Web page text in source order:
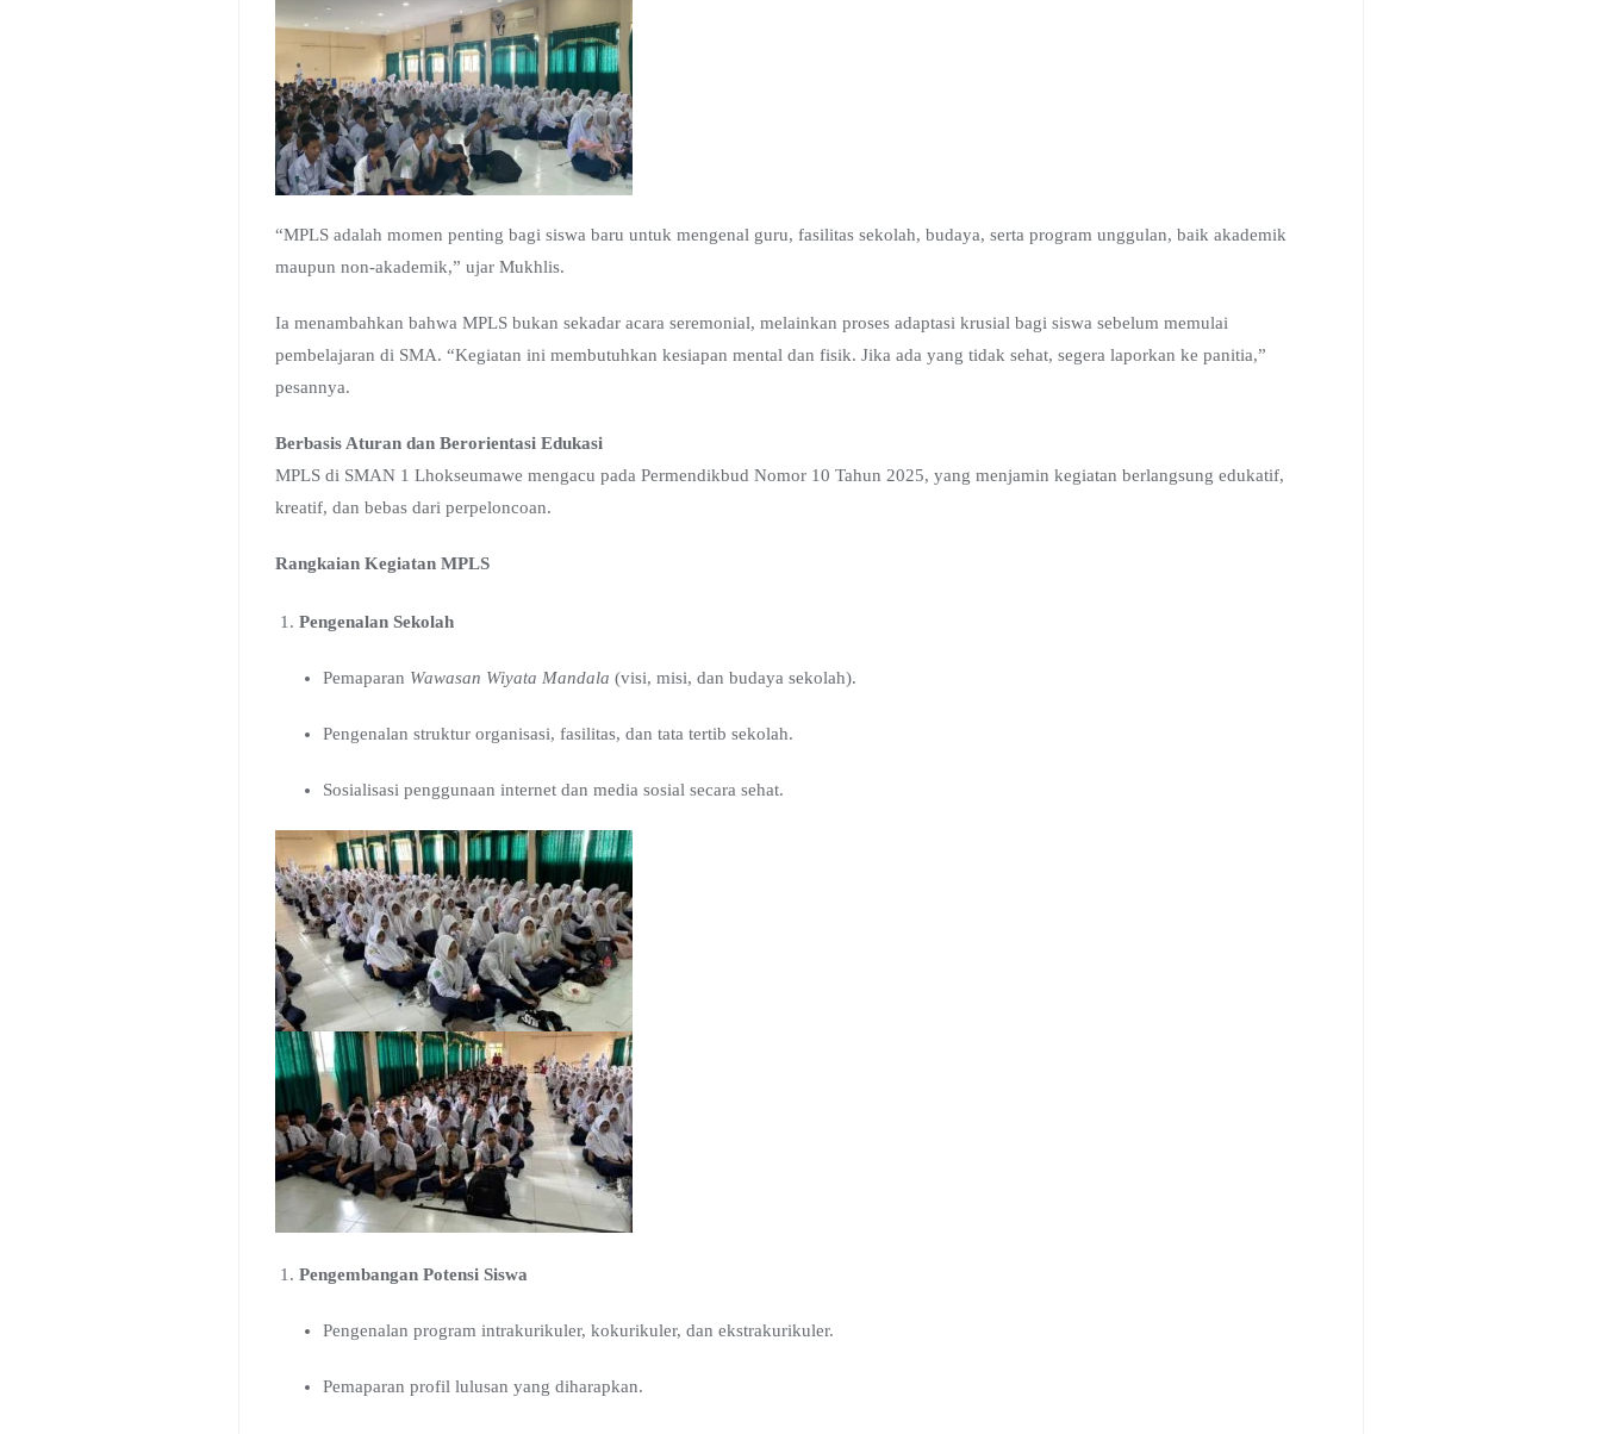
“MPLS adalah momen penting bagi siswa baru untuk mengenal guru, fasilitas sekolah, budaya, serta program unggulan, baik akademik
maupun non-akademik,” ujar Mukhlis.
Ia menambahkan bahwa MPLS bukan sekadar acara seremonial, melainkan proses adaptasi krusial bagi siswa sebelum memulai
pembelajaran di SMA. “Kegiatan ini membutuhkan kesiapan mental dan fisik. Jika ada yang tidak sehat, segera laporkan ke panitia,”
pesannya.
Berbasis Aturan dan Berorientasi Edukasi
MPLS di SMAN 1 Lhokseumawe mengacu pada Permendikbud Nomor 10 Tahun 2025, yang menjamin kegiatan berlangsung edukatif,
kreatif, dan bebas dari perpeloncoan.
Rangkaian Kegiatan MPLS
Pengenalan Sekolah
Pemaparan Wawasan Wiyata Mandala (visi, misi, dan budaya sekolah).
Pengenalan struktur organisasi, fasilitas, dan tata tertib sekolah.
Sosialisasi penggunaan internet dan media sosial secara sehat.
Pengembangan Potensi Siswa
Pengenalan program intrakurikuler, kokurikuler, dan ekstrakurikuler.
Pemaparan profil lulusan yang diharapkan.